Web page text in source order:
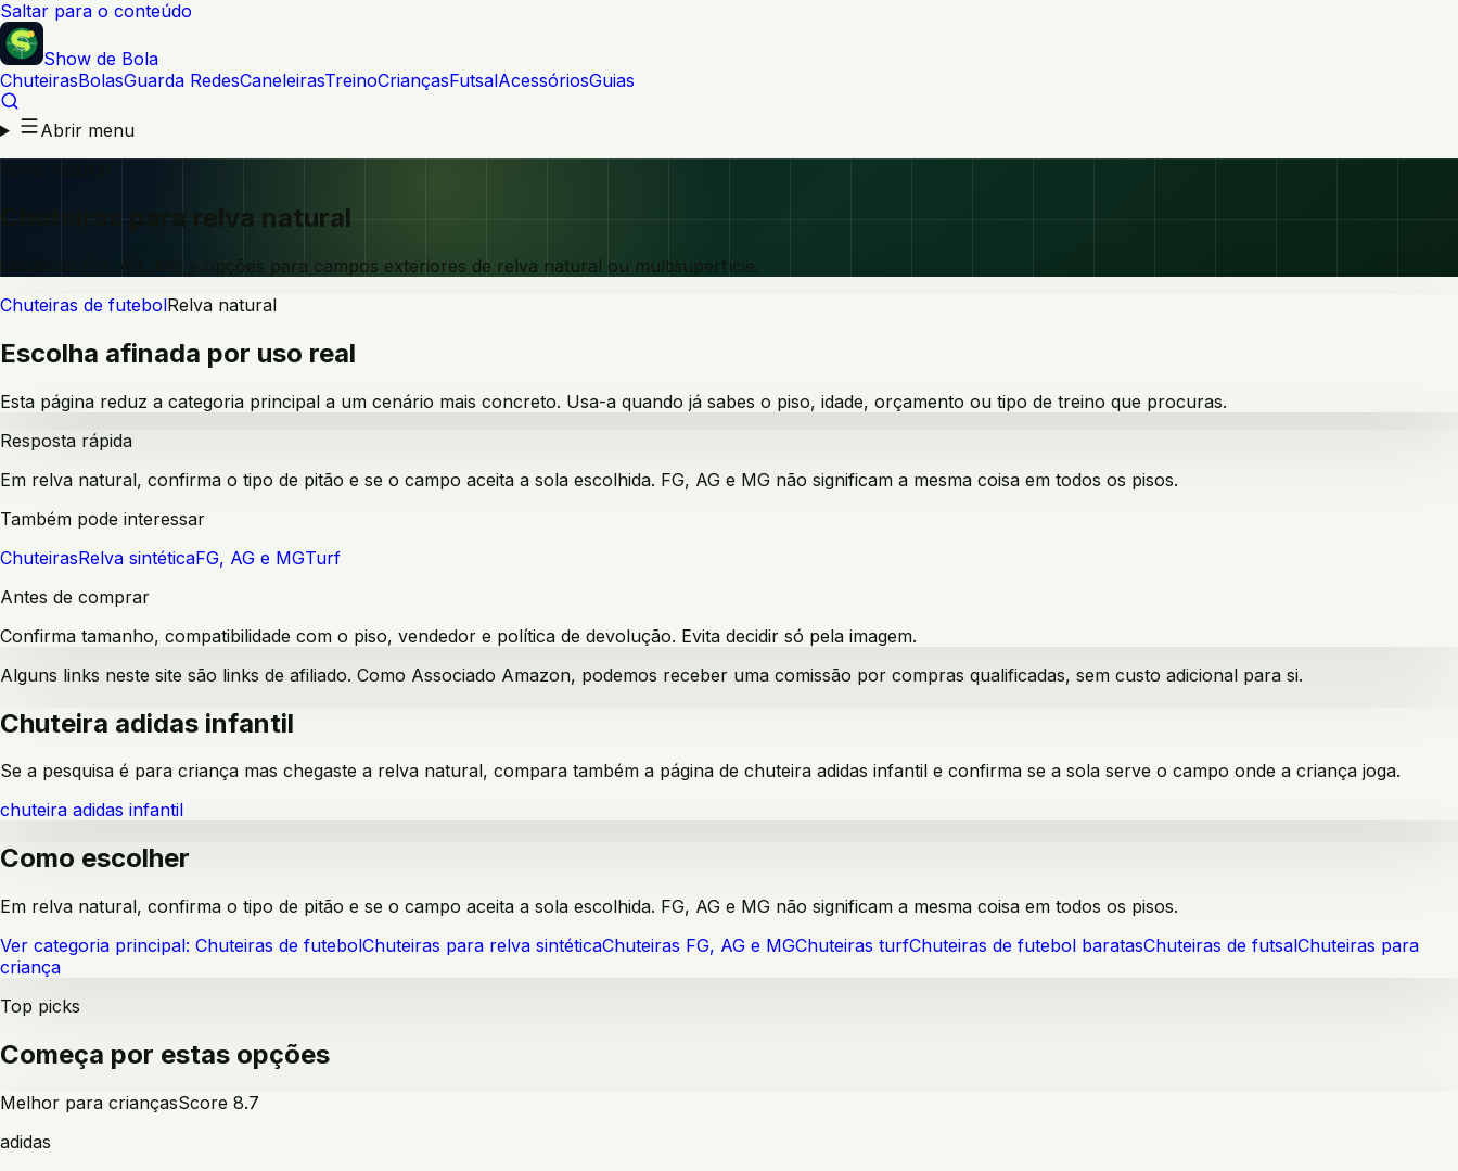
Saltar para o conteúdo
Show de Bola
ChuteirasBolasGuarda RedesCaneleirasTreinoCriançasFutsalAcessóriosGuias
Abrir menu
Chuteiras para relva natural
Chuteiras FG, AG, MG e opções para campos exteriores de relva natural ou multisuperfície.
Chuteiras de futebolRelva natural
Escolha afinada por uso real
Esta página reduz a categoria principal a um cenário mais concreto. Usa-a quando já sabes o piso, idade, orçamento ou tipo de treino que procuras.
Resposta rápida
Em relva natural, confirma o tipo de pitão e se o campo aceita a sola escolhida. FG, AG e MG não significam a mesma coisa em todos os pisos.
Também pode interessar
ChuteirasRelva sintéticaFG, AG e MGTurf
Antes de comprar
Confirma tamanho, compatibilidade com o piso, vendedor e política de devolução. Evita decidir só pela imagem.
Alguns links neste site são links de afiliado. Como Associado Amazon, podemos receber uma comissão por compras qualificadas, sem custo adicional para si.
Chuteira adidas infantil
Se a pesquisa é para criança mas chegaste a relva natural, compara também a página de chuteira adidas infantil e confirma se a sola serve o campo onde a criança joga.
chuteira adidas infantil
Como escolher
Em relva natural, confirma o tipo de pitão e se o campo aceita a sola escolhida. FG, AG e MG não significam a mesma coisa em todos os pisos.
Ver categoria principal: Chuteiras de futebolChuteiras para relva sintéticaChuteiras FG, AG e MGChuteiras turfChuteiras de futebol baratasChuteiras de futsalChuteiras para
criança
Top picks
Começa por estas opções
Melhor para criançasScore 8.7
adidas